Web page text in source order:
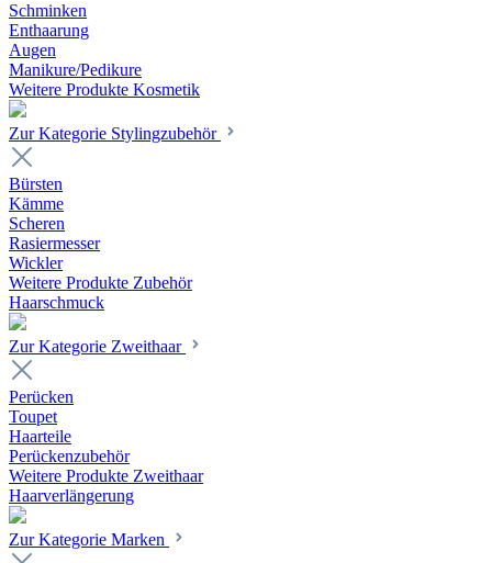
Schminken
Enthaarung
Augen
Manikure/Pedikure
Weitere Produkte Kosmetik
Zur Kategorie Stylingzubehör
Bürsten
Kämme
Scheren
Rasiermesser
Wickler
Weitere Produkte Zubehör
Haarschmuck
Zur Kategorie Zweithaar
Perücken
Toupet
Haarteile
Perückenzubehör
Weitere Produkte Zweithaar
Haarverlängerung
Zur Kategorie Marken